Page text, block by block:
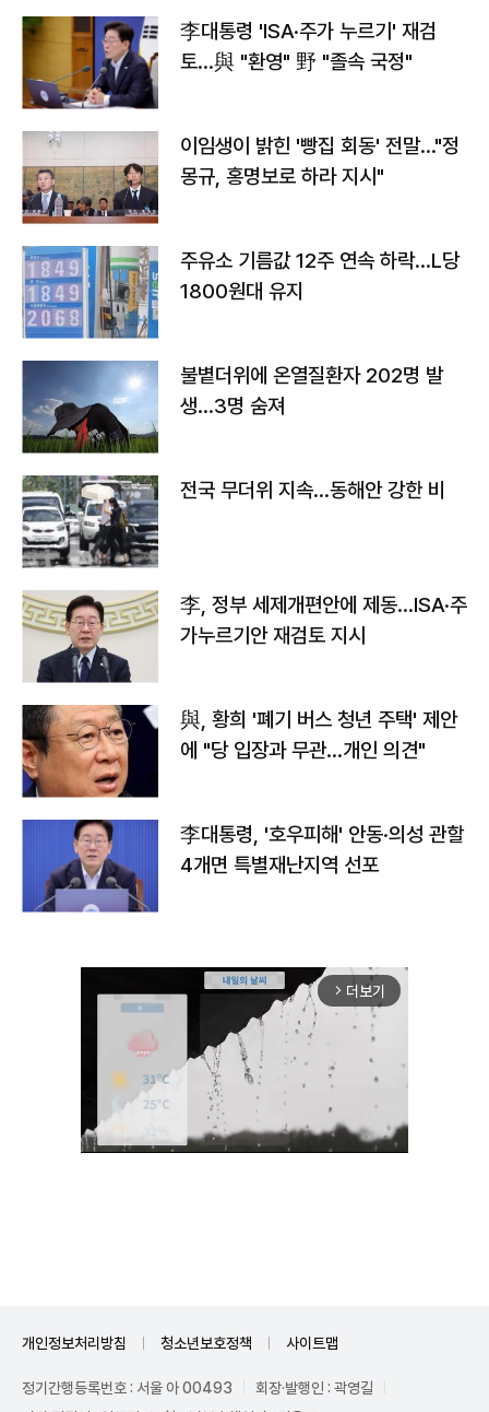
李대통령 'ISA·주가 누르기' 재검
토…與 "환영" 野 "졸속 국정"
이임생이 밝힌 '빵집 회동' 전말…"정
몽규, 홍명보로 하라 지시"
주유소 기름값 12주 연속 하락…L당
1800원대 유지
불볕더위에 온열질환자 202명 발
생…3명 숨져
전국 무더위 지속…동해안 강한 비
李, 정부 세제개편안에 제동…ISA·주
가누르기안 재검토 지시
與, 황희 '폐기 버스 청년 주택' 제안
에 "당 입장과 무관…개인 의견"
李대통령, '호우피해' 안동·의성 관할
4개면 특별재난지역 선포
arrow_forward_ios 더보기
개인정보처리방침 청소년보호정책 사이트맵
정기간행등록번호 : 서울 아 00493
회장·발행인 : 곽영길